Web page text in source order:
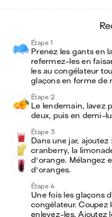
Étape 1
Prenez les gants en
refermez-les en
les au congélateur
glaçons en forme de
Étape 2
Le lendemain, lavez
deux, puis en demi-
Étape 3
Dans une jar,
cranberry, la
d'orange. Mélangez
d'oranges.
Étape 4
Une fois les glaçons
congélateur. Coupez
enlevez-les. Ajoutez